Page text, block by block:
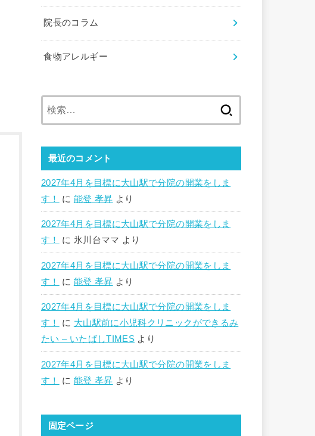
院長のコラム
食物アレルギー
最近のコメント
2027年4月を目標に大山駅で分院の開業をしま
す！
に 能登 孝昇 より
2027年4月を目標に大山駅で分院の開業をしま
す！
に 氷川台ママ より
2027年4月を目標に大山駅で分院の開業をしま
す！
に 能登 孝昇 より
2027年4月を目標に大山駅で分院の開業をしま
す！
に 大山駅前に小児科クリニックができるみ
たい – いたばしTIMES より
2027年4月を目標に大山駅で分院の開業をしま
す！
に 能登 孝昇 より
固定ページ